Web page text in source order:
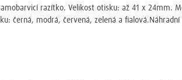
razítko. Velikost otisku: až 41 x 24mm.
černá, modrá, červená, zelená a fialová.Náhradní